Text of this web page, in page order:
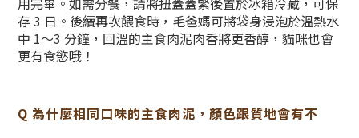
存 3 日。後續再次餵食時，毛爸媽可將袋身浸泡於溫熱水
中 1～3 分鐘，回溫的主食肉泥肉香將更香醇，貓咪也會
更有食慾哦！
Q 為什麼相同口味的主食肉泥，顏色跟質地會有不